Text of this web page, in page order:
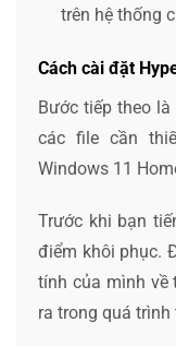
trên hệ thống
Cách cài đặt
Bước tiếp theo
các file cần
Windows 11
Trước khi bạn
điểm khôi phục.
tính của mình về
ra trong quá trình